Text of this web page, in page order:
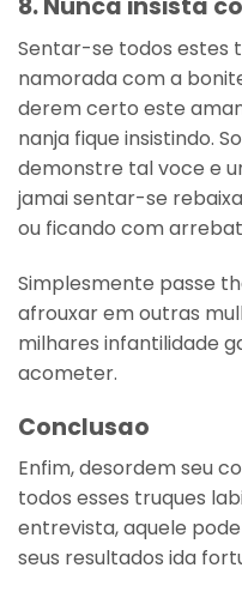
8. Nunca insista
Sentar-se todos estes
namorada com a
derem certo este
nanja fique insistindo.
demonstre tal voce e
jamai sentar-se
ou ficando com
Simplesmente passe
afrouxar em outras
milhares infantilidade
acometer.
Conclusao
Enfim, desordem seu
todos esses truques
entrevista, aquele
seus resultados ida